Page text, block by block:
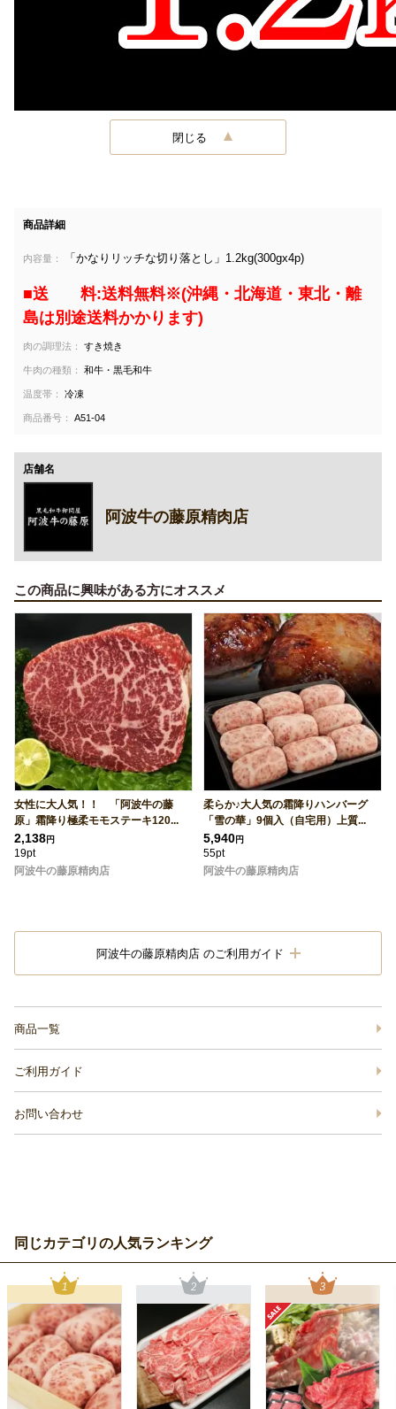
閉じる
商品詳細
内容量： 「かなりリッチな切り落とし」1.2kg(300gx4p)
■送 料:送料無料※(沖縄・北海道・東北・離
島は別途送料かかります)
肉の調理法： すき焼き
牛肉の種類： 和牛・黒毛和牛
温度帯： 冷凍
商品番号： A51-04
店舗名
阿波牛の藤原精肉店
この商品に興味がある方にオススメ
女性に大人気！！ 「阿波牛の藤
原」霜降り極柔モモステーキ120...
2,138円
19pt
阿波牛の藤原精肉店
柔らか♪大人気の霜降りハンバーグ
「雪の華」9個入（自宅用）上質...
5,940円
55pt
阿波牛の藤原精肉店
阿波牛の藤原精肉店 のご利用ガイド
商品一覧
ご利用ガイド
お問い合わせ
同じカテゴリの人気ランキング